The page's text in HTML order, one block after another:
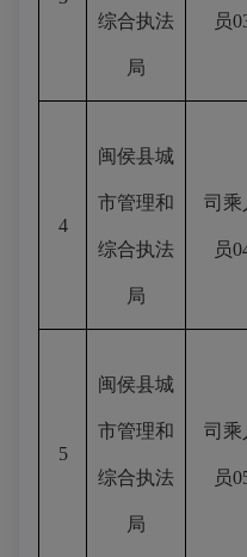
综合执法
局
员
4
闽侯县城
市管理和
综合执法
局
司乘
员
5
闽侯县城
市管理和
综合执法
局
司乘
员